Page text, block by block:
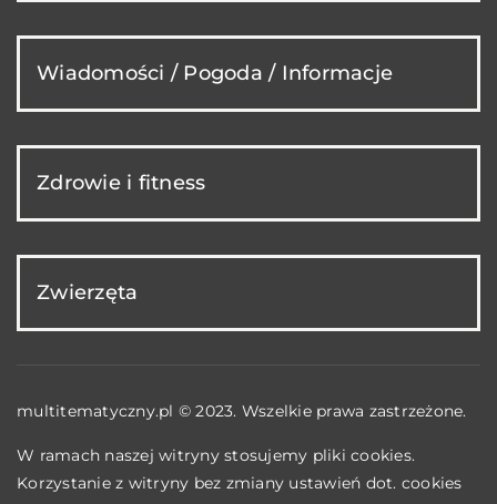
Wiadomości / Pogoda / Informacje
Zdrowie i fitness
Zwierzęta
multitematyczny.pl © 2023. Wszelkie prawa zastrzeżone.
W ramach naszej witryny stosujemy pliki cookies.
Korzystanie z witryny bez zmiany ustawień dot. cookies